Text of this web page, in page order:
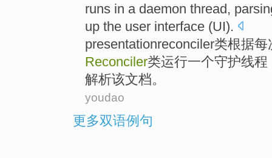
runs in a daemon thread,
up the user interface (UI).
presentationreconciler类根据每
Reconciler类运行一个守护线程
解析该文档。
youdao
更多双语例句